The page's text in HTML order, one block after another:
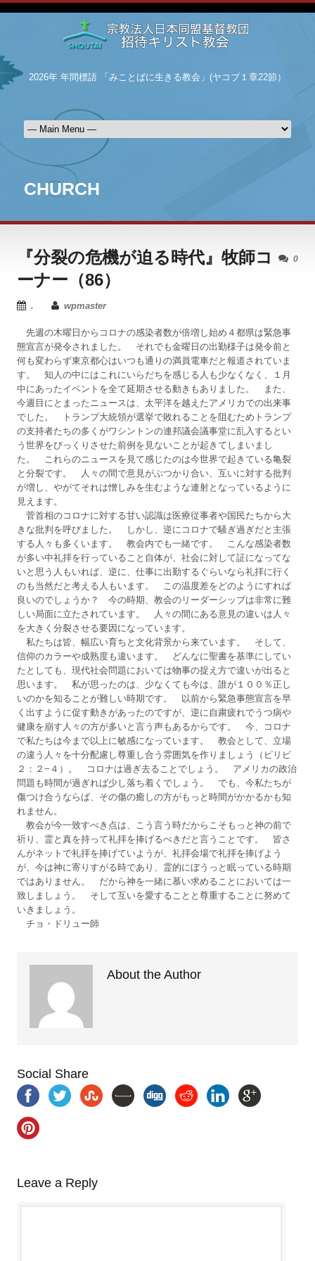
2026年 年間標語 「みことばに生きる教会」(ヤコブ１章22節）
CHURCH
0
『分裂の危機が迫る時代』牧師コ
ーナー（86）
. wpmaster
先週の木曜日からコロナの感染者数が倍増し始め４都県は緊急事
態宣言が発令されました。 それでも金曜日の出勤様子は発令前と
何も変わらず東京都心はいつも通りの満員電車だと報道されていま
す。 知人の中にはこれにいらだちを感じる人も少なくなく、１月
中にあったイベントを全て延期させる動きもありました。 また、
今週目にとまったニュースは、太平洋を越えたアメリカでの出来事
でした。 トランプ大統領が選挙で敗れることを阻むためトランプ
の支持者たちの多くがワシントンの連邦議会議事堂に乱入するとい
う世界をびっくりさせた前例を見ないことが起きてしまいまし
た。 これらのニュースを見て感じたのは今世界で起きている亀裂
と分裂です。 人々の間で意見がぶつかり合い、互いに対する批判
が増し、やがてそれは憎しみを生むような連射となっているように
見えます。
菅首相のコロナに対する甘い認識は医療従事者や国民たちから大
きな批判を呼びました。 しかし、逆にコロナで騒ぎ過ぎだと主張
する人々も多くいます。 教会内でも一緒です。 こんな感染者数
が多い中礼拝を行っていること自体が、社会に対して証になってな
いと思う人もいれば、逆に、仕事に出勤するぐらいなら礼拝に行く
のも当然だと考える人もいます。 この温度差をどのようにすれば
良いのでしょうか？ 今の時期、教会のリーダーシップは非常に難
しい局面に立たされています。 人々の間にある意見の違いは人々
を大きく分裂させる要因になっています。
私たちは皆、幅広い育ちと文化背景から来ています。 そして、
信仰のカラーや成熟度も違います。 どんなに聖書を基準にしてい
たとしても、現代社会問題においては物事の捉え方で違いが出ると
思います。 私が思ったのは、少なくても今は、誰が１００％正し
いのかを知ることが難しい時期です。 以前から緊急事態宣言を早
く出すように促す動きがあったのですが、逆に自粛疲れでうつ病や
健康を崩す人々の方が多いと言う声もあるからです。 今、コロナ
で私たちは今まで以上に敏感になっています。 教会として、立場
の違う人々を十分配慮し尊重し合う雰囲気を作りましょう（ピリピ
２：２−４）。 コロナは過ぎ去ることでしょう。 アメリカの政治
問題も時間が過ぎれば少し落ち着くでしょう。 でも、今私たちが
傷つけ合うならば、その傷の癒しの方がもっと時間がかかるかも知
れません。
教会が今一致すべき点は、こう言う時だからこそもっと神の前で
祈り、霊と真を持って礼拝を捧げるべきだと言うことです。 皆さ
んがネットで礼拝を捧げていようが、礼拝会場で礼拝を捧げよう
が、今は神に寄りすがる時であり、霊的にぼうっと眠っている時期
ではありません。 だから神を一緒に慕い求めることにおいては一
致しましょう。 そして互いを愛することと尊重することに努めて
いきましょう。
チョ・ドリュー師
About the Author
Social Share
Leave a Reply